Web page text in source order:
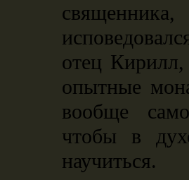
отец
опытные
вообще
чтобы в
научиться.